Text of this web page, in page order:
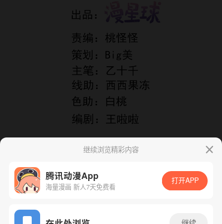
App免费看
继续浏览精彩内容
腾讯动漫App
海量漫画 新人7天免费看
打开APP